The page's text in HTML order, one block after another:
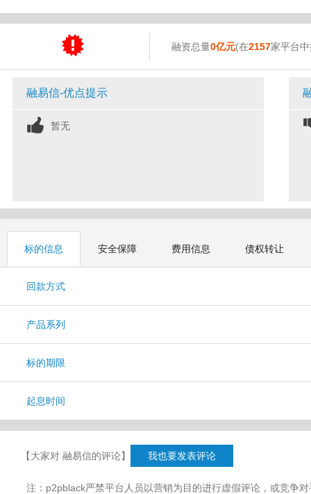
融资总量0亿元(在2157家平台
融易信-优点提示
暂无
标的信息 安全保障 费用信息 债权转让
回款方式
产品系列
标的期限
起息时间
【大家对 融易信的评论】 我也要发表评论
注：p2pblack严禁平台人员以营销为目的进行虚假评论，或竞争